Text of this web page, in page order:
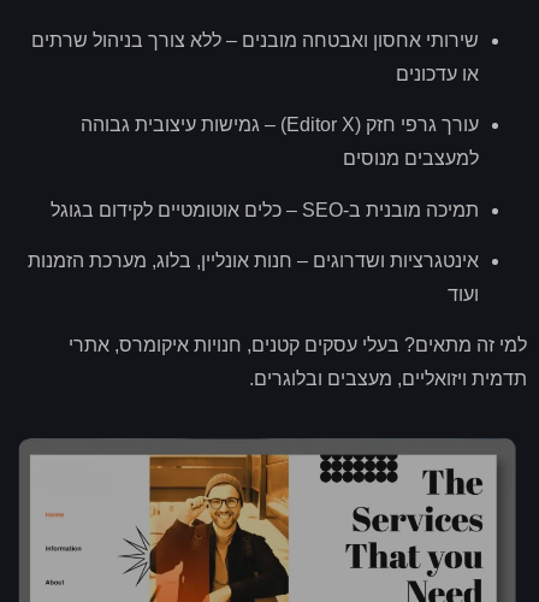
שירותי אחסון ואבטחה מובנים – ללא צורך בניהול שרתים
או עדכונים
עורך גרפי חזק (Editor X) –
גמישות עיצובית גבוהה
למעצבים מנוסים
תמיכה מובנית ב-SEO – כלים אוטומטיים לקידום בגוגל
אינטגרציות ושדרוגים – חנות אונליין, בלוג, מערכת הזמנות
ועוד
למי זה מתאים? בעלי עסקים קטנים, חנויות איקומרס, אתרי
תדמית ויזואליים, מעצבים ובלוגרים.